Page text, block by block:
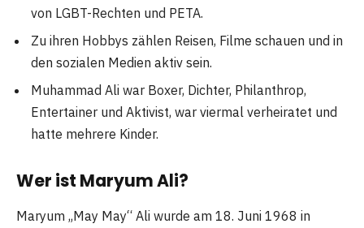
von LGBT-Rechten und PETA.
Zu ihren Hobbys zählen Reisen, Filme schauen und in
den sozialen Medien aktiv sein.
Muhammad Ali war Boxer, Dichter, Philanthrop,
Entertainer und Aktivist, war viermal verheiratet und
hatte mehrere Kinder.
Wer ist Maryum Ali?
Maryum „May May“ Ali wurde am 18. Juni 1968 in